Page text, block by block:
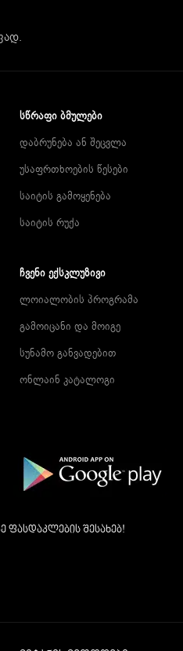
ᲡᲬᲠᲐᲤᲘ ᲑᲛᲣᲚᲔᲑᲘ
დაბრუნება ან შეცვლა
უსაფრთხოების წესები
საიტის გამოყენება
საიტის რუქა
ᲩᲕᲔᲜᲘ ᲔᲥᲡᲙᲚᲣᲖᲘᲕᲘ
ლოიალობის პროგრამა
გამოიცანი და მოიგე
სუნამო განვადებით
ონლაინ კატალოგი
ფასდაკლების შესახებ!